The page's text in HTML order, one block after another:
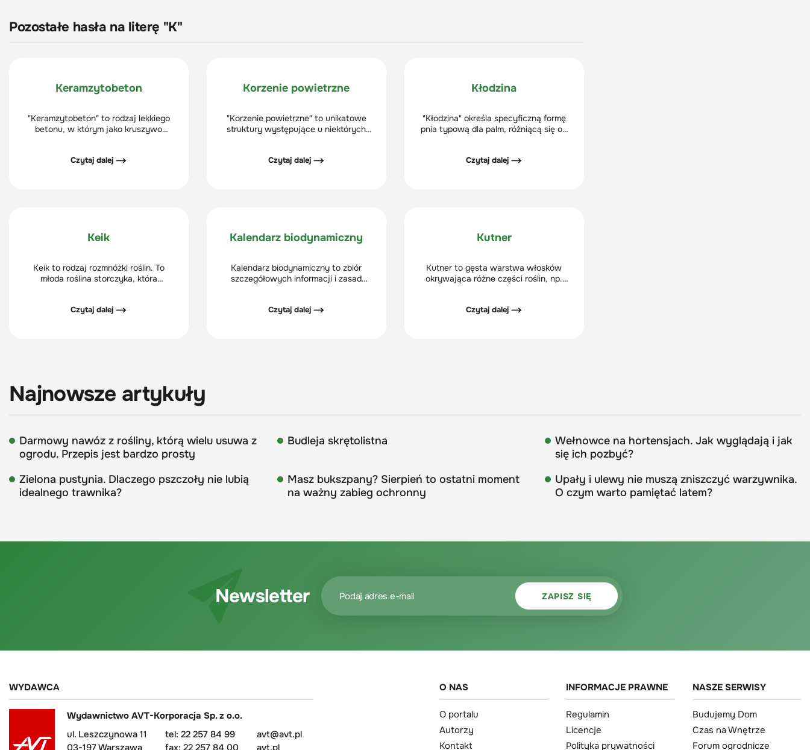
Pozostałe hasła na literę "K"
Keramzytobeton
"Keramzytobeton" to rodzaj lekkiego
betonu, w którym jako kruszywo
o porowatej strukturze. Dzięki temu
Czytaj dalej ⟶
Korzenie powietrzne
"Korzenie powietrzne" to unikatowe
struktury występujące u niektórych
ich najczęstszych i najważniejszych
Czytaj dalej ⟶
Kłodzina
"Kłodzina" określa specyficzną formę
pnia typową dla palm, różniącą się od
liście pierwotne palm, które formują się
Czytaj dalej ⟶
Keik
Keik to rodzaj rozmnóżki roślin. To
młoda roślina storczyka, która
Czytaj dalej ⟶
Kalendarz biodynamiczny
Kalendarz biodynamiczny to zbiór
szczegółowych informacji i zasad
uprawy uzależnione również od faz
Czytaj dalej ⟶
Kutner
Kutner to gęsta warstwa włosków
okrywająca różne części roślin, np.
parowaniem, silnym nasłonecznieniem i
Czytaj dalej ⟶
Najnowsze artykuły
Darmowy nawóz z rośliny, którą wielu usuwa z
ogrodu. Przepis jest bardzo prosty
Budleja skrętolistna
Wełnowce na hortensjach. Jak wyglądają i jak
się ich pozbyć?
Zielona pustynia. Dlaczego pszczoły nie lubią
idealnego trawnika?
Masz bukszpany? Sierpień to ostatni moment
na ważny zabieg ochronny
Upały i ulewy nie muszą zniszczyć warzywnika.
O czym warto pamiętać latem?
Newsletter
WYDAWCA
Wydawnictwo AVT-Korporacja Sp. z o.o.
ul. Leszczynowa 11
03-197 Warszawa
tel: 22 257 84 99
fax: 22 257 84 00
avt@avt.pl
avt.pl
O NAS
O portalu
Autorzy
Kontakt
INFORMACJE PRAWNE
Regulamin
Licencje
Polityka prywatności
NASZE SERWISY
Budujemy Dom
Czas na Wnętrze
Forum ogrodnicze